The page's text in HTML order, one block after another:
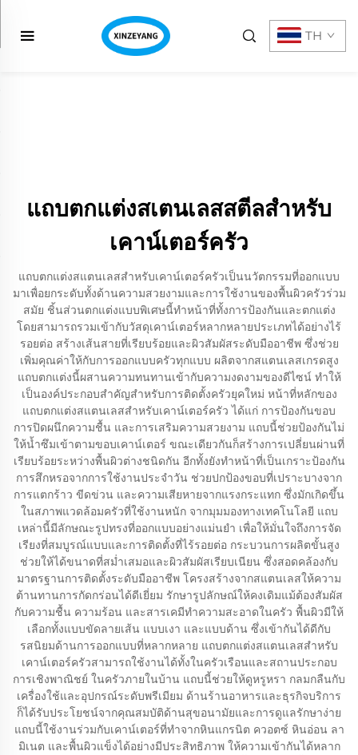
TH
แถบตกแต่งสเตนเลสสตีลสำหรับ
เคาน์เตอร์ครัว
แถบตกแต่งสแตนเลสสำหรับเคาน์เตอร์ครัวเป็นนวัตกรรมที่ออกแบบ
มาเพื่อยกระดับทั้งด้านความสวยงามและการใช้งานของพื้นผิวครัวร่วม
สมัย ชิ้นส่วนตกแต่งแบบพิเศษนี้ทำหน้าที่ทั้งการป้องกันและตกแต่ง
โดยสามารถรวมเข้ากับวัสดุเคาน์เตอร์หลากหลายประเภทได้อย่างไร้
รอยต่อ สร้างเส้นสายที่เรียบร้อยและผิวสัมผัสระดับมืออาชีพ ซึ่งช่วย
เพิ่มคุณค่าให้กับการออกแบบครัวทุกแบบ ผลิตจากสแตนเลสเกรดสูง
แถบตกแต่งนี้ผสานความทนทานเข้ากับความงดงามของดีไซน์ ทำให้
เป็นองค์ประกอบสำคัญสำหรับการติดตั้งครัวยุคใหม่ หน้าที่หลักของ
แถบตกแต่งสแตนเลสสำหรับเคาน์เตอร์ครัว ได้แก่ การป้องกันขอบ
การปิดผนึกความชื้น และการเสริมความสวยงาม แถบนี้ช่วยป้องกันไม่
ให้น้ำซึมเข้าตามขอบเคาน์เตอร์ ขณะเดียวกันก็สร้างการเปลี่ยนผ่านที่
เรียบร้อยระหว่างพื้นผิวต่างชนิดกัน อีกทั้งยังทำหน้าที่เป็นเกราะป้องกัน
การสึกหรอจากการใช้งานประจำวัน ช่วยปกป้องขอบที่เปราะบางจาก
การแตกร้าว ขีดข่วน และความเสียหายจากแรงกระแทก ซึ่งมักเกิดขึ้น
ในสภาพแวดล้อมครัวที่ใช้งานหนัก จากมุมมองทางเทคโนโลยี แถบ
เหล่านี้มีลักษณะรูปทรงที่ออกแบบอย่างแม่นยำ เพื่อให้มั่นใจถึงการจัด
เรียงที่สมบูรณ์แบบและการติดตั้งที่ไร้รอยต่อ กระบวนการผลิตขั้นสูง
ช่วยให้ได้ขนาดที่สม่ำเสมอและผิวสัมผัสเรียบเนียน ซึ่งสอดคล้องกับ
มาตรฐานการติดตั้งระดับมืออาชีพ โครงสร้างจากสแตนเลสให้ความ
ต้านทานการกัดกร่อนได้ดีเยี่ยม รักษารูปลักษณ์ให้คงเดิมแม้ต้องสัมผัส
กับความชื้น ความร้อน และสารเคมีทำความสะอาดในครัว พื้นผิวมีให้
เลือกทั้งแบบขัดลายเส้น แบบเงา และแบบด้าน ซึ่งเข้ากันได้ดีกับ
รสนิยมด้านการออกแบบที่หลากหลาย แถบตกแต่งสแตนเลสสำหรับ
เคาน์เตอร์ครัวสามารถใช้งานได้ทั้งในครัวเรือนและสถานประกอบ
การเชิงพาณิชย์ ในครัวภายในบ้าน แถบนี้ช่วยให้ดูหรูหรา กลมกลืนกับ
เครื่องใช้และอุปกรณ์ระดับพรีเมียม ด้านร้านอาหารและธุรกิจบริการ
ก็ได้รับประโยชน์จากคุณสมบัติด้านสุขอนามัยและการดูแลรักษาง่าย
แถบนี้ใช้งานร่วมกับเคาน์เตอร์ที่ทำจากหินแกรนิต ควอตซ์ หินอ่อน ลา
มิเนต และพื้นผิวแข็งได้อย่างมีประสิทธิภาพ ให้ความเข้ากันได้หลาก